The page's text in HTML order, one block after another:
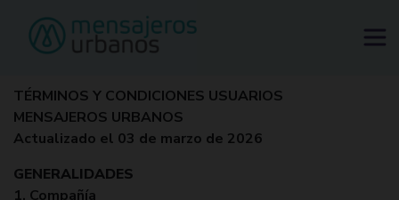
Tu ciudad sube de precio. Tu envío no.
Solicitar mensajero
TÉRMINOS Y CONDICIONES USUARIOS
MENSAJEROS URBANOS
Actualizado el 03 de marzo de 2026
GENERALIDADES
1. Compañía